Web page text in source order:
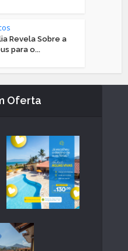
Revela Sobre a
para o...
Oferta